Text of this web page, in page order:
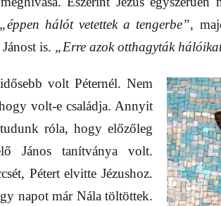
„éppen hálót vetettek a tengerbe”,
is. „Erre azok otthagyták
volt Péternél. Nem
volt-e családja. Annyit
róla, hogy előzőleg
János tanítványa volt.
Pétert elvitte Jézushoz.
napot már Nála töltöttek.